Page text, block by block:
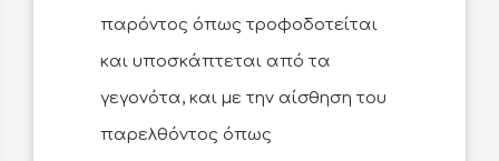
παρόντος όπως τροφοδοτείται
και υποσκάπτεται από τα
γεγονότα, και με την αίσθηση του
παρελθόντος όπως